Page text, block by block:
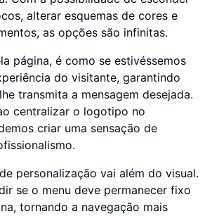
alterar esquemas de cores e
as opções são infinitas.
página, é como se estivéssemos
do visitante, garantindo
transmita a mensagem desejada.
centralizar o logotipo no
criar uma sensação de
personalização vai além do visual.
se o menu deve permanecer fixo
tornando a navegação mais